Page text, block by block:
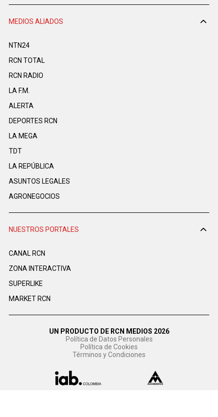
MEDIOS ALIADOS
NTN24
RCN TOTAL
RCN RADIO
LA F.M.
ALERTA
DEPORTES RCN
LA MEGA
TDT
LA REPÚBLICA
ASUNTOS LEGALES
AGRONEGOCIOS
NUESTROS PORTALES
CANAL RCN
ZONA INTERACTIVA
SUPERLIKE
MARKET RCN
UN PRODUCTO DE RCN MEDIOS 2026
Política de Datos Personales
Política de Cookies
Términos y Condiciones